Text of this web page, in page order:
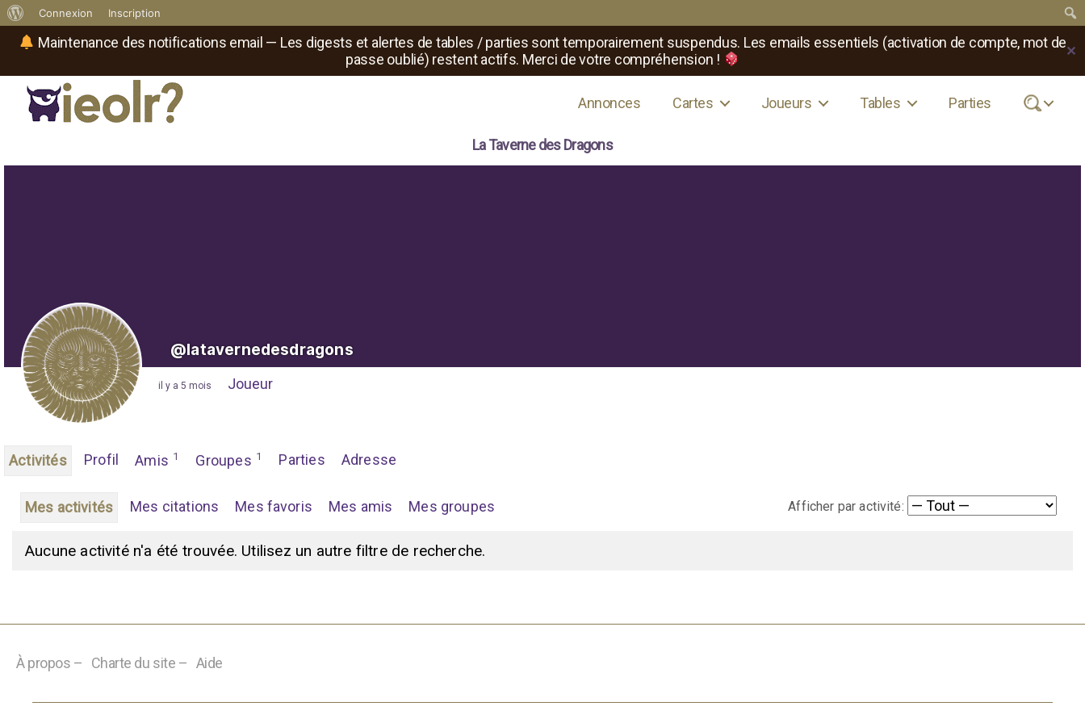
Maintenance des notifications email — Les digests et alertes de tables / parties sont temporairement suspendus. Les emails essentiels (activation de compte, mot de
passe oublié) restent actifs. Merci de votre compréhension !
✕
propos
WordPress
Connexion Inscription
où
Annonces Cartes Joueurs Tables Parties .
La Taverne des Dragons
@latavernedesdragons
il y a 5 mois Joueur
Activités Profil Amis 1 Groupes 1 Parties Adresse
Mes activités Mes citations Mes favoris Mes amis Mes groupes Afficher par activité:
Aucune activité n'a été trouvée. Utilisez un autre filtre de recherche.
À propos – Charte du site – Aide